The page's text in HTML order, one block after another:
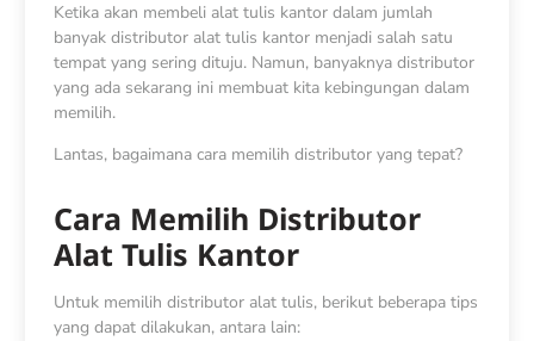
Ketika akan membeli alat tulis kantor dalam jumlah
banyak distributor alat tulis kantor menjadi salah satu
tempat yang sering dituju. Namun, banyaknya distributor
yang ada sekarang ini membuat kita kebingungan dalam
memilih.
Lantas, bagaimana cara memilih distributor yang tepat?
Cara Memilih Distributor
Alat Tulis Kantor
Untuk memilih distributor alat tulis, berikut beberapa tips
yang dapat dilakukan, antara lain: